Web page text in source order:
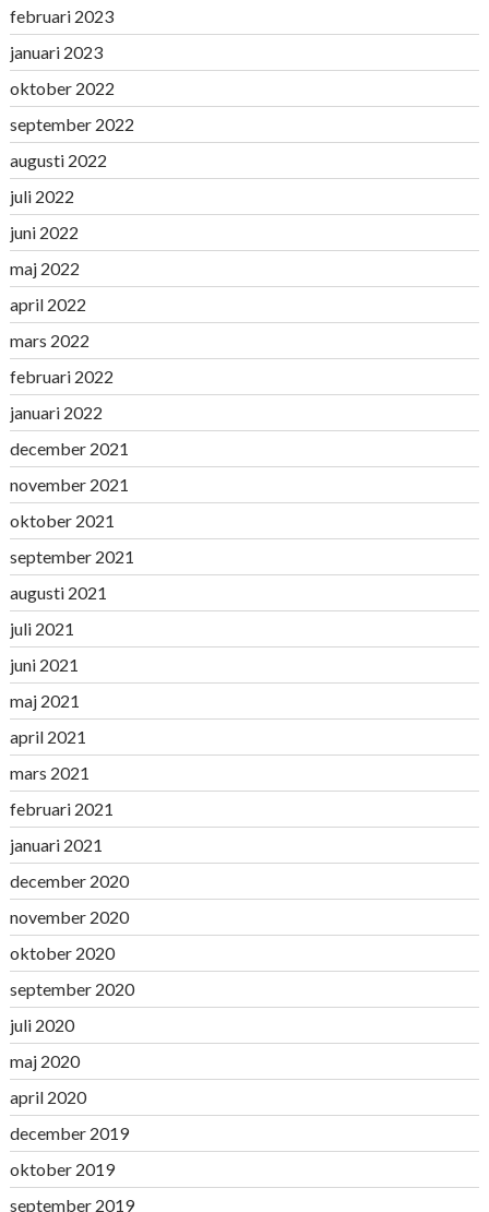
februari 2023
januari 2023
oktober 2022
september 2022
augusti 2022
juli 2022
juni 2022
maj 2022
april 2022
mars 2022
februari 2022
januari 2022
december 2021
november 2021
oktober 2021
september 2021
augusti 2021
juli 2021
juni 2021
maj 2021
april 2021
mars 2021
februari 2021
januari 2021
december 2020
november 2020
oktober 2020
september 2020
juli 2020
maj 2020
april 2020
december 2019
oktober 2019
september 2019